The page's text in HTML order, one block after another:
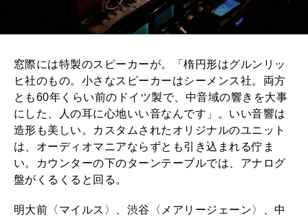
窓際には特製のスピーカーが。「楕円形はグルンリッ
ヒ社のもの。小さなスピーカーはシーメンス社。両方
とも60年くらい前のドイツ製で、中音域の響きを大事
にした、人の耳に心地いい音なんです」。いい音響は
造形も美しい。カスタムされたオリジナルのユニット
は、オーディオマニアならずとも引き込まれる佇ま
い。カウンターの下のターンテーブルでは、アナログ
盤がくるくると回る。
明大前〈マイルス〉、渋谷〈メアリージェーン〉、中